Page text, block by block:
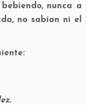
nunca a
no sabían ni el